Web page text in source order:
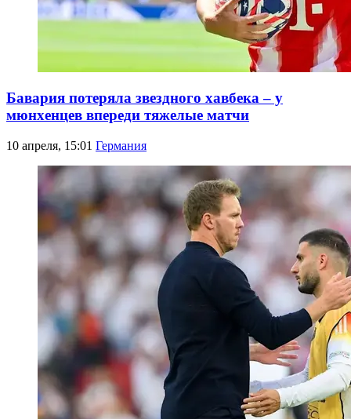
Бавария потеряла звездного хавбека – у
мюнхенцев впереди тяжелые матчи
10 апреля, 15:01 Германия